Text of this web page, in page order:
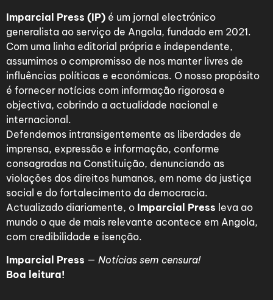
Imparcial Press (IP) é um jornal electrónico
generalista ao serviço de Angola, fundado em 2021.
Com uma linha editorial própria e independente,
assumimos o compromisso de nos manter livres de
influências políticas e económicas. O nosso propósito
é fornecer notícias com informação rigorosa e
objectiva, cobrindo a actualidade nacional e
internacional.
Defendemos intransigentemente as liberdades de
imprensa, expressão e informação, conforme
consagradas na Constituição, denunciando as
violações dos direitos humanos, em nome da justiça
social e do fortalecimento da democracia.
Actualizado diariamente, o Imparcial Press leva ao
mundo o que de mais relevante acontece em Angola,
com credibilidade e isenção.
Imparcial Press — Notícias sem censura!
Boa leitura!